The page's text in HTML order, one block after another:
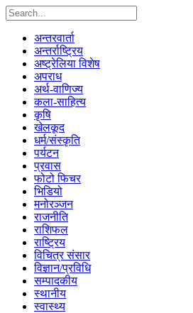
अन्तरवार्ता
अन्तर्राष्ट्रिय
अष्ट्रेलिया विशेष
अपराध
अर्थ-वाणिज्य
कला-साहित्य
कृषि
खेलकूद
धर्म/संस्कृति
पर्यटन
प्रवास
फोटो फिचर
भिडियो
मनोरञ्जन
राजनीति
राशिफल
राष्ट्रिय
विचित्र संसार
विज्ञान/प्रविधि
सम्पादकीय
स्थानीय
स्वास्थ्य